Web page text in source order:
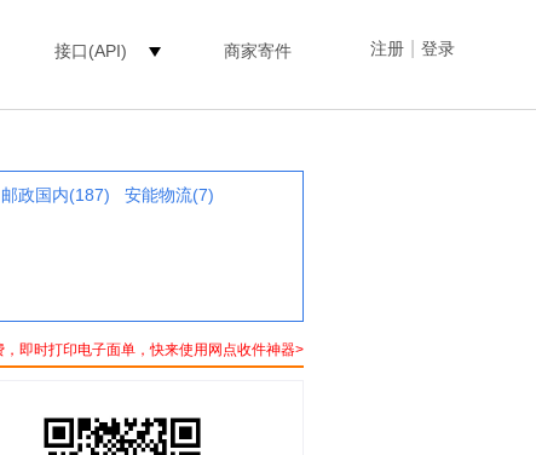
注册 登录
接口(API) 商家寄件
邮政国内(187)
安能物流(7)
，即时打印电子面单，快来使用网点收件神器>